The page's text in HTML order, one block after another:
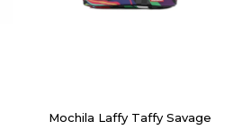
Mochila Laffy Taffy Savage